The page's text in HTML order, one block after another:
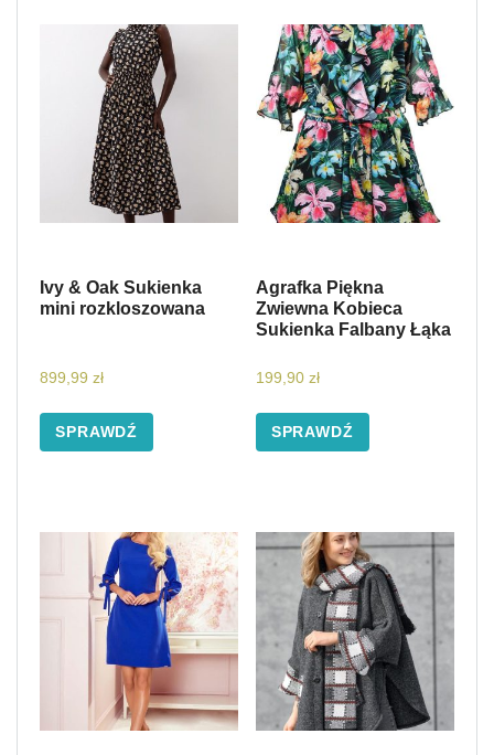
Ivy & Oak Sukienka
mini rozkloszowana
899,99 zł
SPRAWDŹ
Agrafka Piękna
Zwiewna Kobieca
Sukienka Falbany Łąka
199,90 zł
SPRAWDŹ